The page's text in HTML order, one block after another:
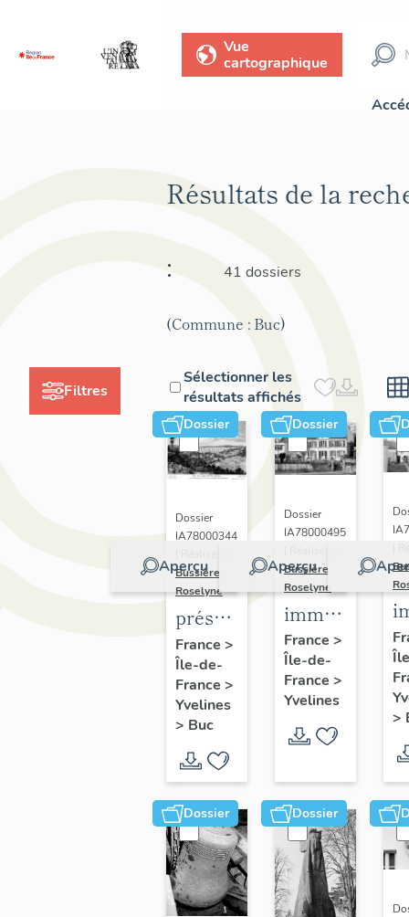
Vue
cartographique
Filtres
Résultats de la
:
41 dossiers
(Commune : Buc)
Sélectionner les
résultats affichés
Dossier
Aperçu
Dossier
IA78000344
Bussière
Roselyne
présentation
de la
commune
de Buc
France >
Île-de-
France >
Yvelines
> Buc
Dossier
Aperçu
Dossier
IA78000495
Bussière
Roselyne
immeubles,
maisons,
fermes
France >
Île-de-
France >
Yvelines
>
Dossier Dossier